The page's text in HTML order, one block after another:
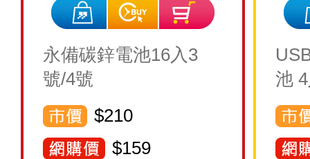
永備碳鋅電池16入3
號/4號
$210
$159
池